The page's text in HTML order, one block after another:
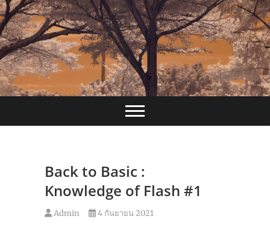
Skip
to
content
Back to Basic :
Knowledge of Flash #1
Admin 4 กันยายน 2021